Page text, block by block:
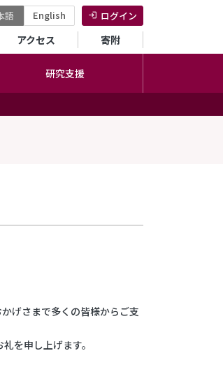
語 English ログイン
ニュー
アクセス 寄附
研究支援
げさまで多くの皆様からご支
を申し上げます。